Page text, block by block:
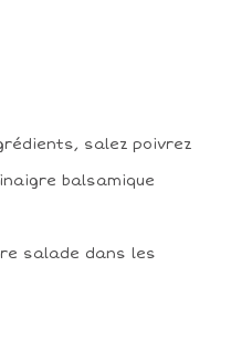
salez poivrez
balsamique
salade dans les